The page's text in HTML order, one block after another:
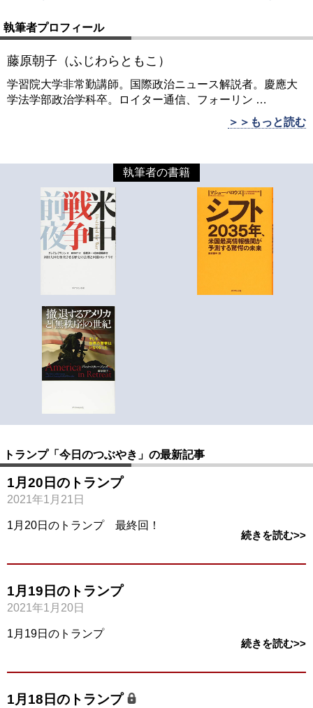
執筆者プロフィール
藤原朝子（ふじわらともこ）
学習院大学非常勤講師。国際政治ニュース解説者。慶應大
学法学部政治学科卒。ロイター通信、フォーリン …
＞＞もっと読む
執筆者の書籍
トランプ「今日のつぶやき」の最新記事
1月20日のトランプ
2021年1月21日
1月20日のトランプ 最終回！
続きを読む>>
1月19日のトランプ
2021年1月20日
1月19日のトランプ
続きを読む>>
1月18日のトランプ